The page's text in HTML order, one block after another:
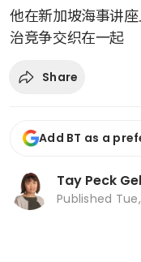
他在新加坡海事讲
治竞争交织在一起
Share
Add BT as a
Tay Peck
Published